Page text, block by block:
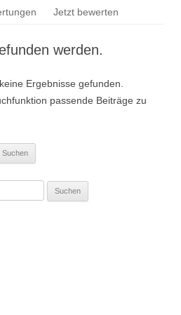
Jetzt bewerten
werden.
Ergebnisse gefunden.
passende Beiträge zu